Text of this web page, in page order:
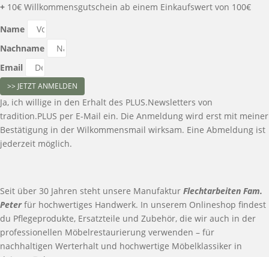
+ 10€ Willkommensgutschein ab einem Einkaufswert von 100€
Name
Nachname
Email
>> JETZT ANMELDEN
Ja, ich willige in den Erhalt des PLUS.Newsletters von
tradition.PLUS per E-Mail ein. Die Anmeldung wird erst mit meiner
Bestätigung in der Wilkommensmail wirksam. Eine Abmeldung ist
jederzeit möglich.
Seit über 30 Jahren steht unsere Manufaktur Flechtarbeiten Fam.
Peterfür hochwertiges Handwerk. In unserem Onlineshop findest
du Pflegeprodukte, Ersatzteile und Zubehör, die wir auch in der
professionellen Möbelrestaurierung verwenden – für
nachhaltigen Werterhalt und hochwertige Möbelklassiker in